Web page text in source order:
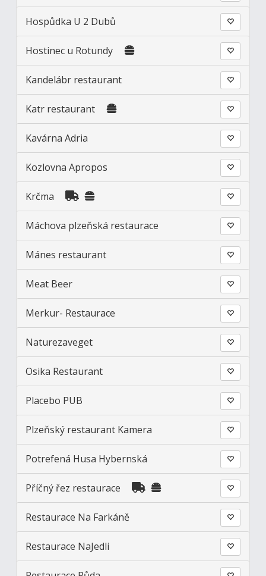
Hospůdka U 2 Dubů
Hostinec u Rotundy
Kandelábr restaurant
Katr restaurant
Kavárna Adria
Kozlovna Apropos
Krčma
Máchova plzeňská restaurace
Mánes restaurant
Meat Beer
Merkur- Restaurace
Naturezaveget
Osika Restaurant
Placebo PUB
Plzeňský restaurant Kamera
Potrefená Husa Hybernská
Příčný řez restaurace
Restaurace Na Farkáně
Restaurace NaJedli